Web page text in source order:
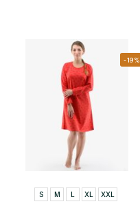
-19%
S M L XL XXL